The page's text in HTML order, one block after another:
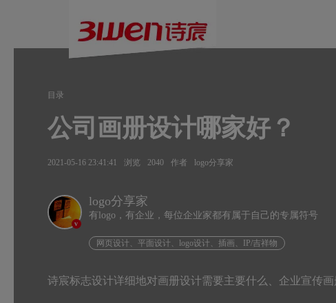
目录
公司画册设计哪家好？
2021-05-16 23:41:41 浏览 2040 作者 logo分享家
v
logo分享家
有logo，有企业，每位企业家都有属于自己的专属符号
网页设计、平面设计、logo设计、插画、IP/吉祥物
诗宸标志设计详细地对画册设计需要主要什么、企业宣传